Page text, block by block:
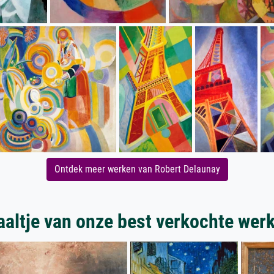
Ontdek meer werken van Robert Delaunay
van onze best verkochte